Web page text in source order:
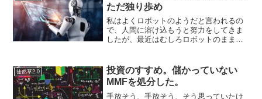
ただ独り歩め
私はよくロボットのようだと言われるの
で、人間に溶け込もうと努力をしてきま
したが、最近はむしろロボットのままで
とするほうが、はるかに滑稽なのではな
いだろうか？でも、ロボッ...
徒然草2.0
投資のすすめ。儲かっていない
MMFを処分した。
手放そう、手放そう、そう思っていたけ